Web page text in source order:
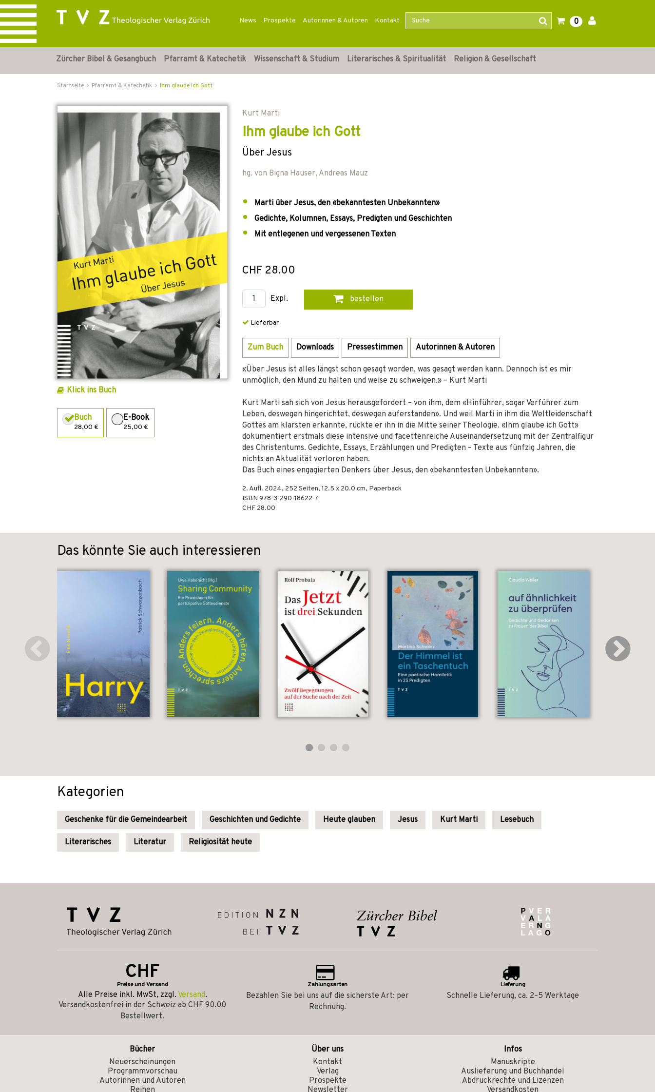
News Prospekte Autorinnen & Autoren Kontakt 0
Zürcher Bibel & Gesangbuch Pfarramt & Katechetik Wissenschaft & Studium Literarisches & Spiritualität Religion & Gesellschaft
Startseite Pfarramt & Katechetik Ihm glaube ich Gott
Klick ins Buch
Buch
28,00 €
E-Book
25,00 €
Kurt Marti
Ihm glaube ich Gott
Über Jesus
hg. von Bigna Hauser, Andreas Mauz
Marti über Jesus, den «bekanntesten Unbekannten»
Gedichte, Kolumnen, Essays, Predigten und Geschichten
Mit entlegenen und vergessenen Texten
CHF 28.00
Expl. bestellen
Lieferbar
Zum Buch Downloads Pressestimmen Autorinnen & Autoren
«Über Jesus ist alles längst schon gesagt worden, was gesagt werden kann. Dennoch ist es mir
unmöglich, den Mund zu halten und weise zu schweigen.» – Kurt Marti
Kurt Marti sah sich von Jesus herausgefordert – von ihm, dem «Hinführer, sogar Verführer zum
Leben, deswegen hingerichtet, deswegen auferstanden». Und weil Marti in ihm die Weltleidenschaft
Gottes am klarsten erkannte, rückte er ihn in die Mitte seiner Theologie. «Ihm glaube ich Gott»
dokumentiert erstmals diese intensive und facettenreiche Auseinandersetzung mit der Zentralfigur
des Christentums. Gedichte, Essays, Erzählungen und Predigten – Texte aus fünfzig Jahren, die
nichts an Aktualität verloren haben.
Das Buch eines engagierten Denkers über Jesus, den «bekanntesten Unbekannten».
2. Aufl. 2024, 252 Seiten, 12.5 x 20.0 cm, Paperback
ISBN 978-3-290-18622-7
CHF 28.00
Das könnte Sie auch interessieren
Kategorien
Geschenke für die Gemeindearbeit Geschichten und Gedichte Heute glauben Jesus Kurt Marti Lesebuch
Literarisches Literatur Religiosität heute
CHF
Preise und Versand
Alle Preise inkl. MwSt, zzgl. Versand.
Versandkostenfrei in der Schweiz ab CHF 90.00
Bestellwert.
Zahlungsarten
Bezahlen Sie bei uns auf die sicherste Art: per
Rechnung.
Lieferung
Schnelle Lieferung, ca. 2–5 Werktage
Bücher
Neuerscheinungen
Programmvorschau
Autorinnen und Autoren
Reihen
Über uns
Kontakt
Verlag
Prospekte
Newsletter
Infos
Manuskripte
Auslieferung und Buchhandel
Abdruckrechte und Lizenzen
Versandkosten